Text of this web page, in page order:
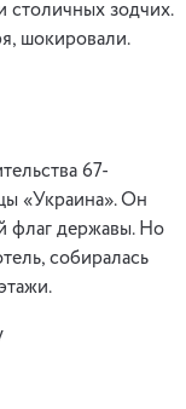
столичных зодчих.
шокировали.
67-
«Украина». Он
флаг державы. Но
собиралась